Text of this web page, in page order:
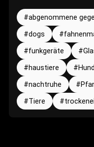
abgenommene
dogs
funkgeräte
haustiere
nachtruhe
Tiere